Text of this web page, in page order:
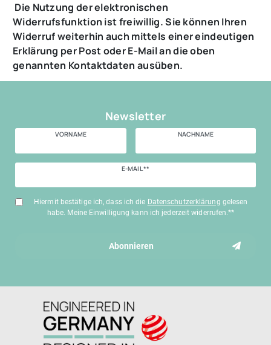
Die Nutzung der elektronischen
Widerrufsfunktion ist freiwillig. Sie können Ihren
Widerruf weiterhin auch mittels einer eindeutigen
Erklärung per Post oder E-Mail an die oben
genannten Kontaktdaten ausüben.
Newsletter
VORNAME NACHNAME
E-MAIL **
Honig
Hiermit bestätige ich, dass ich die Daten­schutz­erklärung gelesen
habe. Meine Einwilligung kann ich jederzeit widerrufen.**
Abonnieren